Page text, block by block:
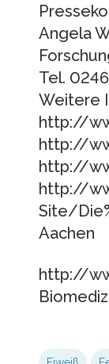
Angela
Tel.
Weitere
http://
http://
http://
http://
Site/
Aachen
http://